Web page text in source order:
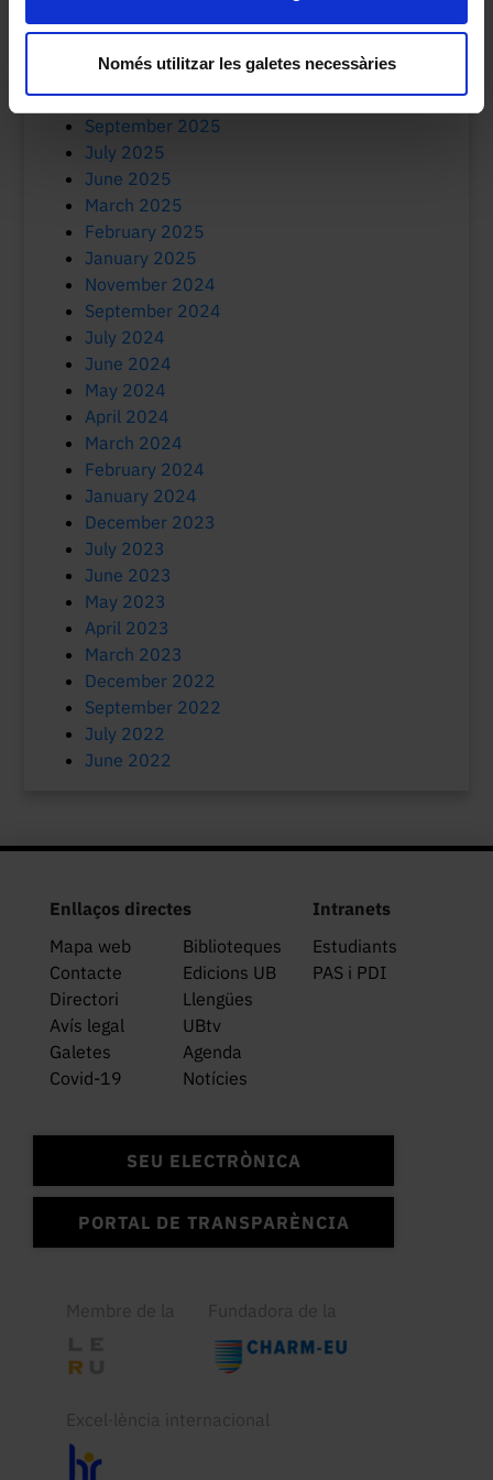
Només utilitzar les galetes necessàries
March 2026
December 2025
October 2025
September 2025
July 2025
June 2025
March 2025
February 2025
January 2025
November 2024
September 2024
July 2024
June 2024
May 2024
April 2024
March 2024
February 2024
January 2024
December 2023
July 2023
June 2023
May 2023
April 2023
March 2023
December 2022
September 2022
July 2022
June 2022
Enllaços directes
Mapa web
Biblioteques
Contacte
Edicions UB
Directori
Llengües
Avís legal
UBtv
Galetes
Agenda
Covid-19
Notícies
Intranets
Estudiants
PAS i PDI
SEU ELECTRÒNICA
PORTAL DE TRANSPARÈNCIA
Membre de la Fundadora de la
Excel·lència internacional